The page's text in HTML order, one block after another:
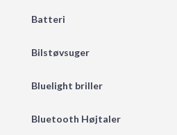
Batteri
Bilstøvsuger
Bluelight briller
Bluetooth Højtaler